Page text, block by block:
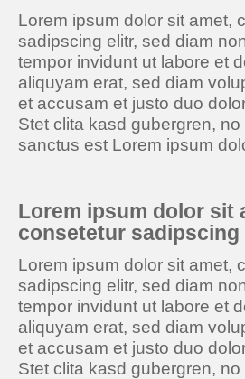
Lorem ipsum dolor sit amet,
sadipscing elitr, sed diam
tempor invidunt ut labore et
aliquyam erat, sed diam
et accusam et justo duo
Stet clita kasd gubergren,
sanctus est Lorem ipsum
Lorem ipsum dolor sit
consetetur sadipscing
Lorem ipsum dolor sit amet,
sadipscing elitr, sed diam
tempor invidunt ut labore et
aliquyam erat, sed diam
et accusam et justo duo
Stet clita kasd gubergren,